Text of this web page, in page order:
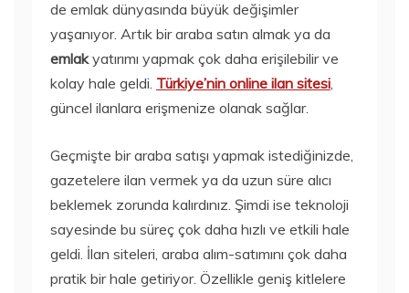
de emlak dünyasında büyük değişimler
yaşanıyor. Artık bir araba satın almak ya da
emlakyatırımı yapmak çok daha erişilebilir ve
kolay hale geldi. Türkiye’nin online ilan sitesi,
güncel ilanlara erişmenize olanak sağlar.
Geçmişte bir araba satışı yapmak istediğinizde,
gazetelere ilan vermek ya da uzun süre alıcı
beklemek zorunda kalırdınız. Şimdi ise teknoloji
sayesinde bu süreç çok daha hızlı ve etkili hale
geldi. İlan siteleri, araba alım-satımını çok daha
pratik bir hale getiriyor. Özellikle geniş kitlelere